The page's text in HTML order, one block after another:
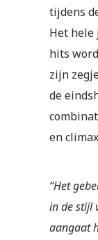
tijdens
Het hele
hits
zijn
de
en
“Het
in de stijl
aangaat